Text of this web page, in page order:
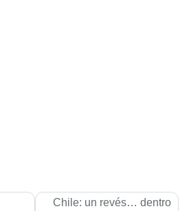
Chile: un revés… dentro